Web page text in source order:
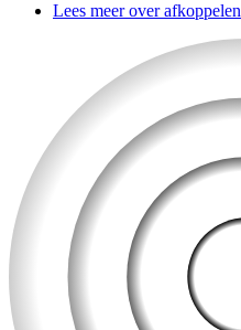
Lees meer over afkoppelen